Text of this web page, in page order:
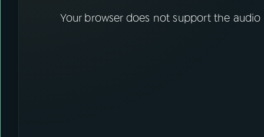
Your browser does not support the